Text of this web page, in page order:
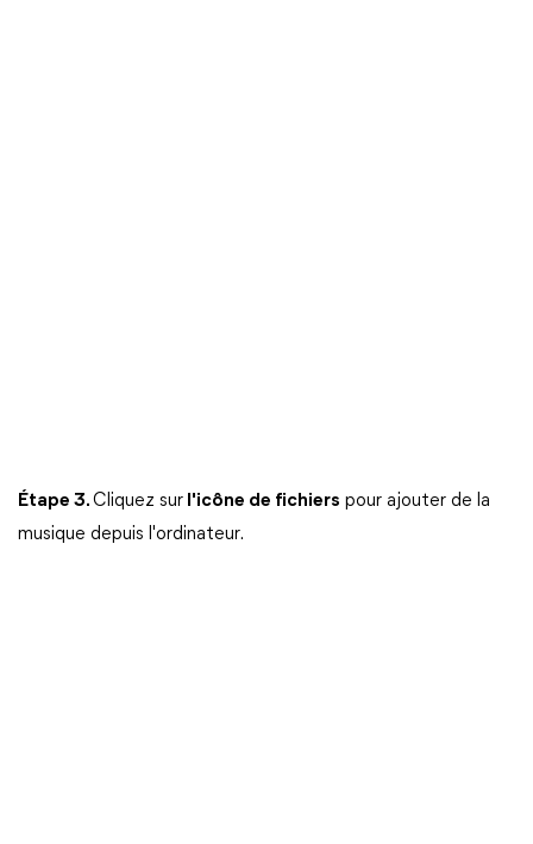
Étape 3.Cliquez sur l'icône de fichiers pour ajouter de la
musique depuis l'ordinateur.